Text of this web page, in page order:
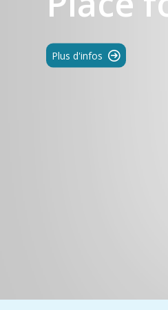
Plus d'infos